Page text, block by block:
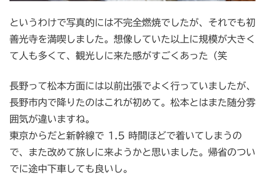
というわけで写真的には不完全燃焼でしたが、それでも初
善光寺を満喫しました。想像していた以上に規模が大きく
て人も多くて、観光しに来た感がすごくあった（笑
長野って松本方面には以前出張でよく行っていましたが、
長野市内で降りたのはこれが初めて。松本とはまた随分雰
囲気が違いますね。
東京からだと新幹線で 1.5 時間ほどで着いてしまうの
で、また改めて旅しに来ようかと思いました。帰省のつい
でに途中下車しても良いし。